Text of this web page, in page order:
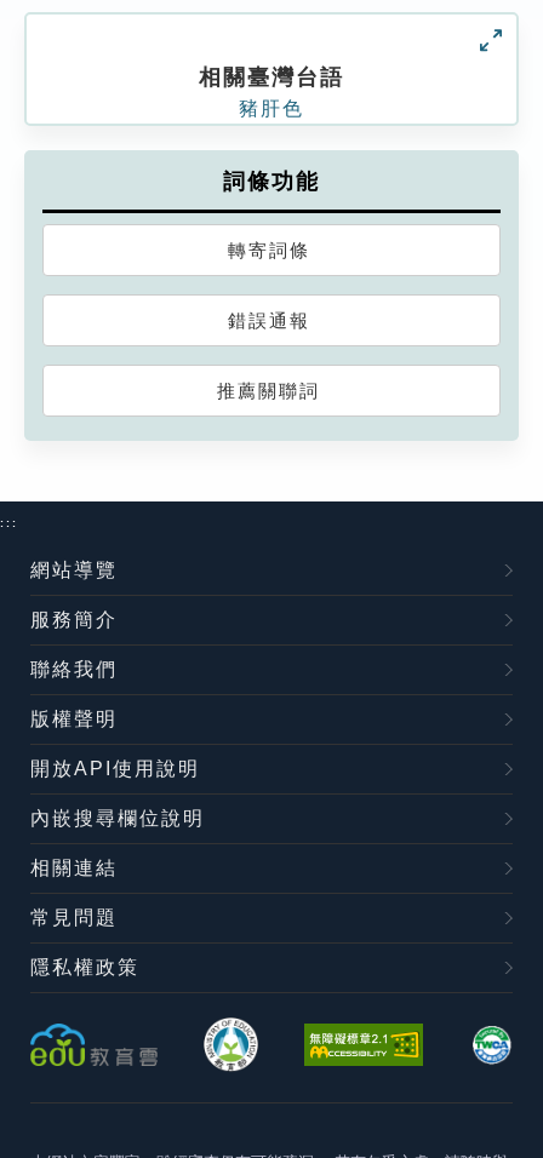
相關臺灣台語
豬肝色
詞條功能
轉寄詞條
錯誤通報
推薦關聯詞
:::
網站導覽
服務簡介
聯絡我們
版權聲明
開放API使用說明
內嵌搜尋欄位說明
相關連結
常見問題
隱私權政策